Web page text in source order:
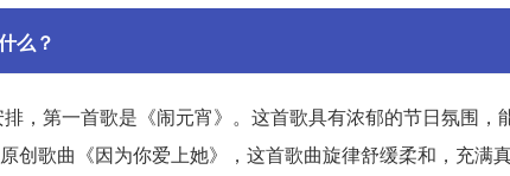
么？
，第一首歌是《闹元宵》。这首歌具有浓郁的节日氛围，
创歌曲《因为你爱上她》，这首歌曲旋律舒缓柔和，充满